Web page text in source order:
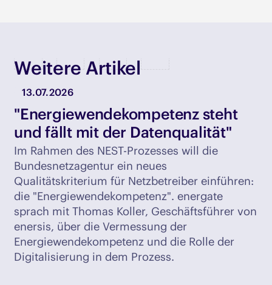
Weitere Artikel
13.07.2026
"Energiewendekompetenz steht
und fällt mit der Datenqualität"
Im Rahmen des NEST-Prozesses will die
Bundesnetzagentur ein neues
Qualitätskriterium für Netzbetreiber einführen:
die "Energiewendekompetenz". energate
sprach mit Thomas Koller, Geschäftsführer von
enersis, über die Vermessung der
Energiewendekompetenz und die Rolle der
Digitalisierung in dem Prozess.